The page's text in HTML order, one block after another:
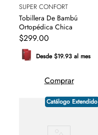
SUPER CONFORT
Tobillera De Bambú
Ortopédica Chica
$299.00
Desde $19.93 al mes
Comprar
Catálogo Extendido